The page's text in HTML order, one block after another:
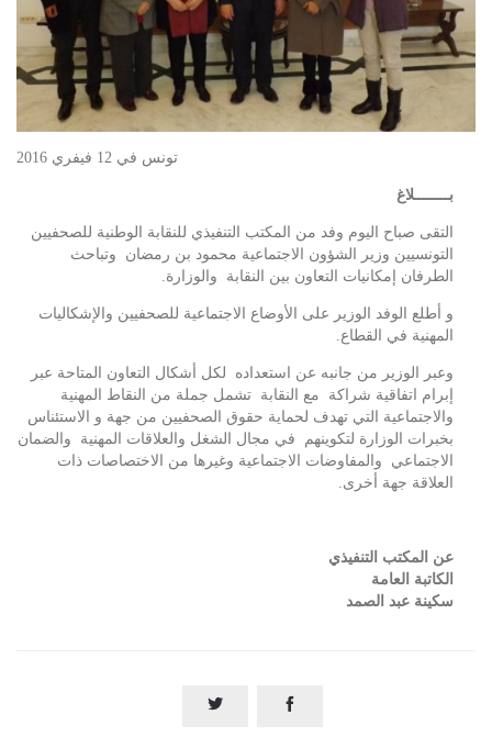
تونس في 12 فيفري 2016
بــــــــلاغ
التقى صباح اليوم وفد من المكتب التنفيذي للنقابة الوطنية للصحفيين
التونسيين وزير الشؤون الاجتماعية محمود بن رمضان وتباحث
الطرفان إمكانيات التعاون بين النقابة والوزارة.
و أطلع الوفد الوزير على الأوضاع الاجتماعية للصحفيين والإشكاليات
المهنية في القطاع.
وعبر الوزير من جانبه عن استعداده لكل أشكال التعاون المتاحة عبر
إبرام اتفاقية شراكة مع النقابة تشمل جملة من النقاط المهنية
والاجتماعية التي تهدف لحماية حقوق الصحفيين من جهة و الاستئناس
بخبرات الوزارة لتكوينهم في مجال الشغل والعلاقات المهنية والضمان
الاجتماعي والمفاوضات الاجتماعية وغيرها من الاختصاصات ذات
العلاقة جهة أخرى.
عن المكتب التنفيذي
الكاتبة العامة
سكينة عبد الصمد

